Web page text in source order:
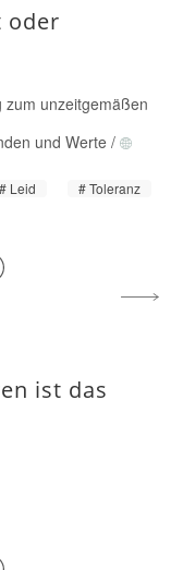
oder
zum unzeitgemäßen
und Werte /
Leid
Toleranz
ist das